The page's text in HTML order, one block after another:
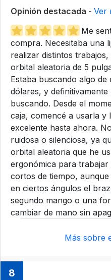
Opinión destacada - Ver
Me
compra. Necesitaba una
realizar distintos
orbital aleatoria de 5
Estaba buscando algo
dólares, y
buscando. Desde el
caja, comencé a usarla y
excelente hasta ahora.
ruidosa o silenciosa, ya
orbital aleatoria que he
ergonómica para
cortos de tiempo,
en ciertos ángulos el
segundo mango o una
cambiar de mano sin
Más sobre
8